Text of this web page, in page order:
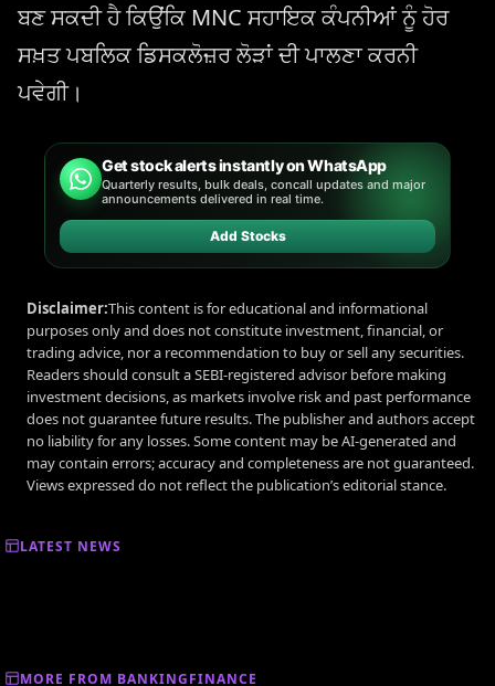
ਬਣ ਸਕਦੀ ਹੈ ਕਿਉਂਕਿ MNC ਸਹਾਇਕ ਕੰਪਨੀਆਂ ਨੂੰ ਹੋਰ
ਸਖ਼ਤ ਪਬਲਿਕ ਡਿਸਕਲੋਜ਼ਰ ਲੋੜਾਂ ਦੀ ਪਾਲਣਾ ਕਰਨੀ
ਪਵੇਗੀ।
Get stock alerts instantly on WhatsApp
Quarterly results, bulk deals, concall updates and major
announcements delivered in real time.
Add Stocks
Disclaimer:This content is for educational and informational
purposes only and does not constitute investment, financial, or
trading advice, nor a recommendation to buy or sell any securities.
Readers should consult a SEBI-registered advisor before making
investment decisions, as markets involve risk and past performance
does not guarantee future results. The publisher and authors accept
no liability for any losses. Some content may be AI-generated and
may contain errors; accuracy and completeness are not guaranteed.
Views expressed do not reflect the publication’s editorial stance.
LATEST NEWS
MORE FROM BANKINGFINANCE